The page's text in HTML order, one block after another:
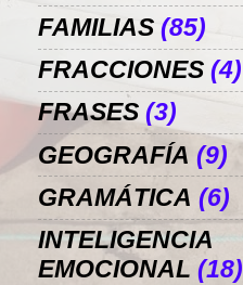
FAMILIAS (85)
FRACCIONES (4)
FRASES (3)
GEOGRAFÍA (9)
GRAMÁTICA (6)
INTELIGENCIA
EMOCIONAL (18)